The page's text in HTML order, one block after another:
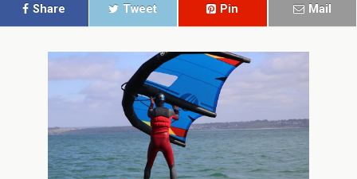
Share Tweet Pin Mail